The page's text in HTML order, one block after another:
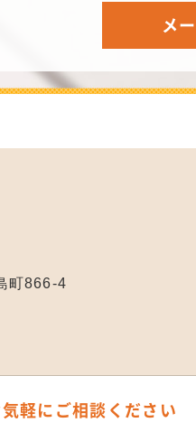
メ
町866-4
軽にご相談ください